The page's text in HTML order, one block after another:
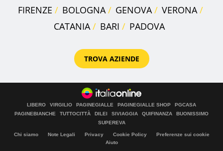
FIRENZE
BOLOGNA GENOVA
VERONA
CATANIA
BARI PADOVA
TROVA AZIENDE
LIBERO VIRGILIO PAGINEGIALLE PAGINEGIALLE SHOP
PGCASA
PAGINEBIANCHE
TUTTOCITTÀ DILEI SIVIAGGIA QUIFINANZA
BUONISSIMO
SUPEREVA
Chi siamo Note Legali Privacy Cookie Policy
Preferenze sui cookie
Aiuto